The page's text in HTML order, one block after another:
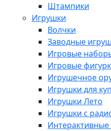
Штампики
Игрушки
Волчки
Заводные
Игровые
Игровые
Игрушечное
Игрушки для
Игрушки Лето
Игрушки с